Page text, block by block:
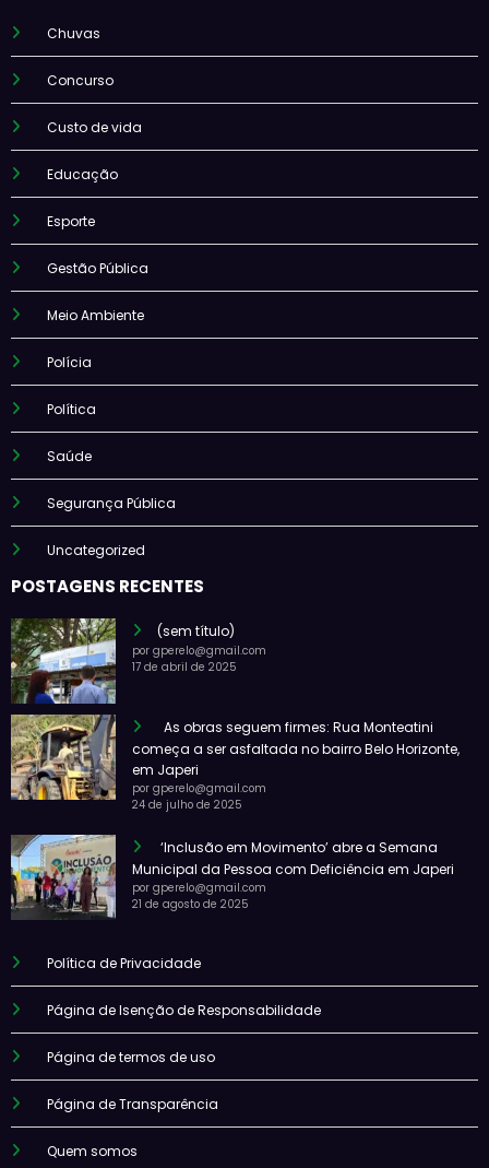
Chuvas
Concurso
Custo de vida
Educação
Esporte
Gestão Pública
Meio Ambiente
Polícia
Política
Saúde
Segurança Pública
Uncategorized
POSTAGENS RECENTES
(sem título)
por gperelo@gmail.com
17 de abril de 2025
As obras seguem firmes: Rua Monteatini
começa a ser asfaltada no bairro Belo Horizonte,
em Japeri
por gperelo@gmail.com
24 de julho de 2025
‘Inclusão em Movimento’ abre a Semana
Municipal da Pessoa com Deficiência em Japeri
por gperelo@gmail.com
21 de agosto de 2025
Política de Privacidade
Página de Isenção de Responsabilidade
Página de termos de uso
Página de Transparência
Quem somos